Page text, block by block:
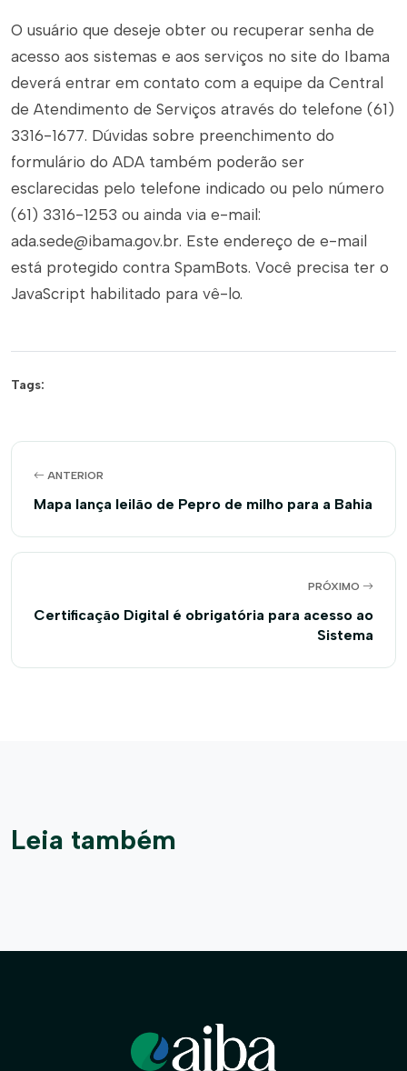
O usuário que deseje obter ou recuperar senha de
acesso aos sistemas e aos serviços no site do Ibama
deverá entrar em contato com a equipe da Central
de Atendimento de Serviços através do telefone (61)
3316-1677. Dúvidas sobre preenchimento do
formulário do ADA também poderão ser
esclarecidas pelo telefone indicado ou pelo número
(61) 3316-1253 ou ainda via e-mail:
ada.sede@ibama.gov.br. Este endereço de e-mail
está protegido contra SpamBots. Você precisa ter o
JavaScript habilitado para vê-lo.
Tags:
ANTERIOR
Mapa lança leilão de Pepro de milho para a Bahia
PRÓXIMO
Certificação Digital é obrigatória para acesso ao
Sistema
Leia também